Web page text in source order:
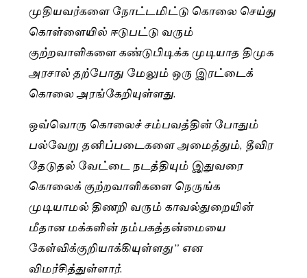
முதியவர்களை நோட்டமிட்டு கொலை செய்து
கொள்ளையில் ஈடுபட்டு வரும்
குற்றவாளிகளை கண்டுபிடிக்க முடியாத திமுக
அரசால் தற்போது மேலும் ஒரு இரட்டைக்
கொலை அரங்கேறியுள்ளது.
ஒவ்வொரு கொலைச் சம்பவத்தின் போதும்
பல்வேறு தனிப்படைகளை அமைத்தும், தீவிர
தேடுதல் வேட்டை நடத்தியும் இதுவரை
கொலைக் குற்றவாளிகளை நெருங்க
முடியாமல் திணறி வரும் காவல்துறையின்
மீதான மக்களின் நம்பகத்தன்மையை
கேள்விக்குறியாக்கியுள்ளது” என
விமர்சித்துள்ளார்.